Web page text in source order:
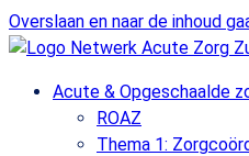
Overslaan en naar de inhoud
Acute & Opgeschaalde
ROAZ
Thema 1: